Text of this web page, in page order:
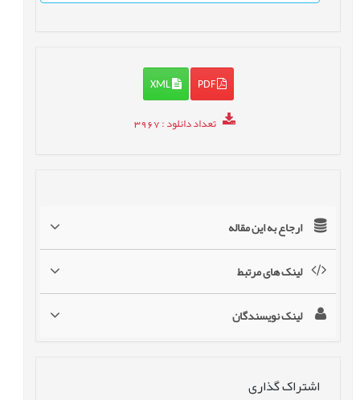
PDF
XML
تعداد دانلود: 3967
ارجاع به این مقاله
لینک های مرتبط
لینک نویسندگان
اشتراک گذاری